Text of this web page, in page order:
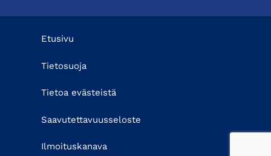
Etusivu
Tietosuoja
Tietoa evästeistä
Saavutettavuusseloste
Ilmoituskanava